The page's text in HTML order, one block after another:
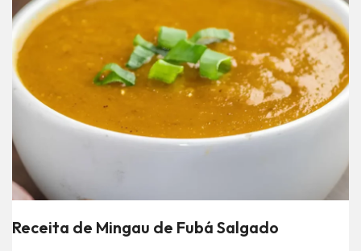
Receita de Mingau de Fubá Salgado